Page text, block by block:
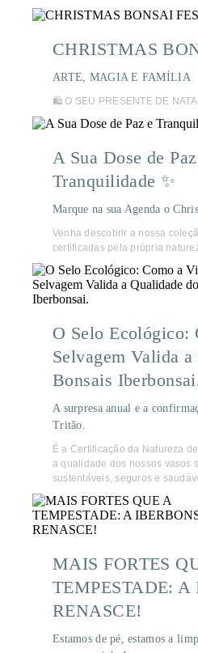
CHRISTMAS
ARTE, MAGIA E FAMÍLIA
🛍️ O SEU PRESENTE DE
A Sua Dose de
Tranquilidade ✨
Marque na sua Agenda o
Venha descobrir a nossa
certificadas pela própria
O Selo Ecológico:
Selvagem Valida
Bonsais
A surpresa anual e a
Tritão.
É a Certificação da Natureza
a qualidade dos nossos vasos
sustentáveis, seguros e
MAIS FORTES
TEMPESTADE:
RENASCE!
Estamos de pé, estamos a